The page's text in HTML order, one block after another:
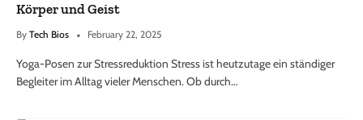
Körper und Geist
By Tech Bios February 22, 2025
Yoga-Posen zur Stressreduktion Stress ist heutzutage ein ständiger
Begleiter im Alltag vieler Menschen. Ob durch…